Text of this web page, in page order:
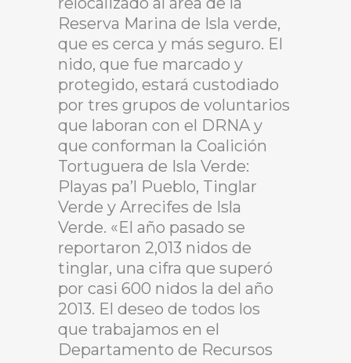
Reserva Marina de Isla verde,
que es cerca y más seguro. El
nido, que fue marcado y
protegido, estará custodiado
por tres grupos de voluntarios
que laboran con el DRNA y
que conforman la Coalición
Tortuguera de Isla Verde:
Playas pa’l Pueblo, Tinglar
Verde y Arrecifes de Isla
Verde. «El año pasado se
reportaron 2,013 nidos de
tinglar, una cifra que superó
por casi 600 nidos la del año
2013. El deseo de todos los
que trabajamos en el
Departamento de Recursos